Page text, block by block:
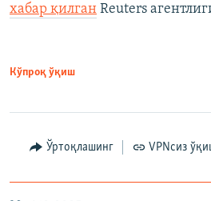
хабар қилган Reuters
Кўпроқ ўқиш
Ўртоқлашинг VPNсиз